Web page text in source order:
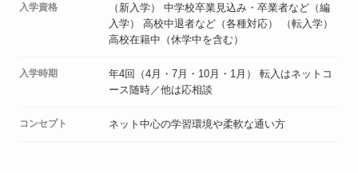
入学資格
（新入学） 中学校卒業見込み・卒業者など（編
入学） 高校中退者など（各種対応） （転入学）
高校在籍中（休学中を含む）
入学時期
年4回（4月・7月・10月・1月） 転入はネットコ
ース随時／他は応相談
コンセプト ネット中心の学習環境や柔軟な通い方